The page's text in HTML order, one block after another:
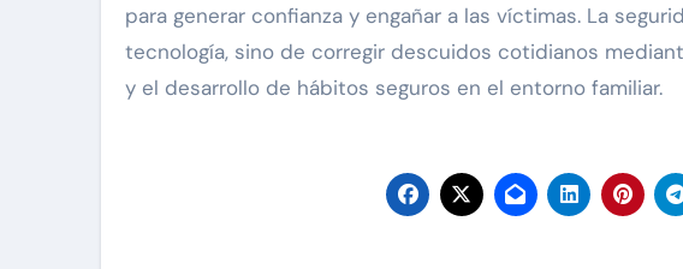
para generar confianza y engañar a las víctimas. La
tecnología, sino de corregir descuidos cotidianos
y el desarrollo de hábitos seguros en el entorno familiar.